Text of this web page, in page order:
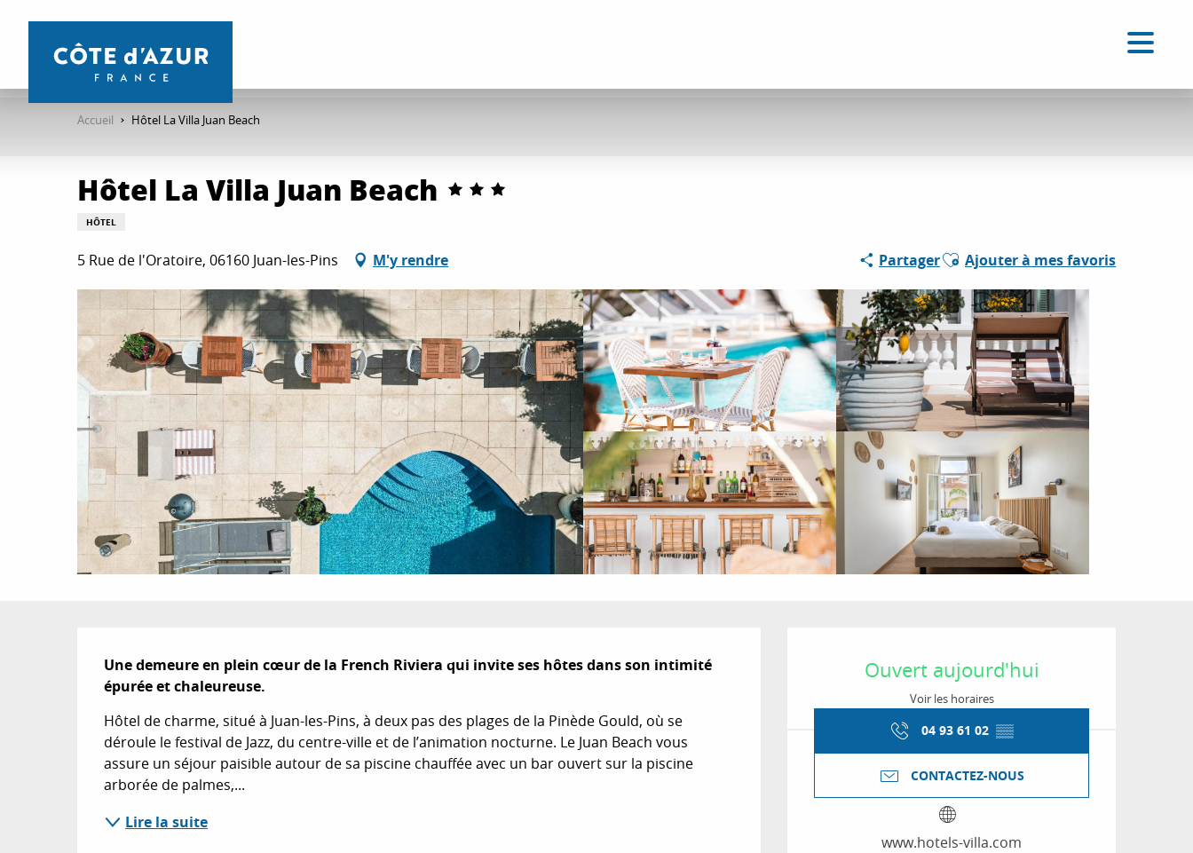
contenu
Accueil Hôtel La Villa Juan Beach
Hôtel La Villa Juan Beach
HÔTEL
5 Rue de l'Oratoire, 06160 Juan-les-Pins M'y rendre PartagerAjouter aux favoris
Ajouter à mes favoris
Ouverture et
Ouvert aujourd'hui
Voir les horaires
04 93 61 02 ▒▒
CONTACTEZ-NOUS
www.hotels-villa.com
Description
Une demeure en plein cœur de la French Riviera qui invite ses hôtes dans son intimité
épurée et chaleureuse.
Hôtel de charme, situé à Juan-les-Pins, à deux pas des plages de la Pinède Gould, où se
déroule le festival de Jazz, du centre-ville et de l’animation nocturne. Le Juan Beach vous
assure un séjour paisible autour de sa piscine chauffée avec un bar ouvert sur la piscine
arborée de palmes,...
Lire la suite